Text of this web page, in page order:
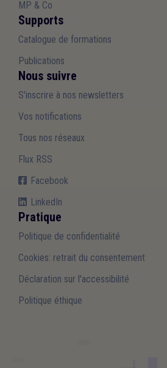
MP & Co
Supports
Catalogue de formations
Publications
Nous suivre
S'inscrire à nos newsletters
Vos notifications
Tous nos réseaux
Flux RSS
Facebook
LinkedIn
Pratique
Politique de confidentialité
Cookies: retrait du consentement
Déclaration sur l'accessibilité
Politique éthique